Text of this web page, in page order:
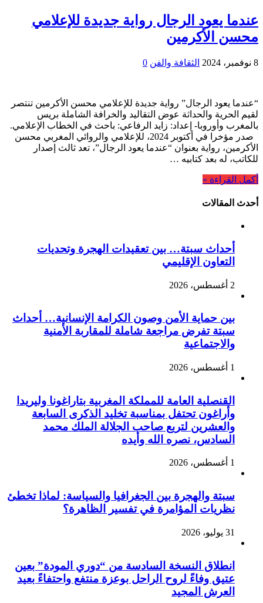
عندما يعود الرجال رواية جديدة للإعلامي
محسن الأكرمين
8 نوفمبر، 2024 الثقافة والفن 0
“عندما يعود الرجال” رواية جديدة للإعلامي محسن الأكرمين تنتصر
لقيم الحرية والحداثة عوض التقاليد والخرافة الشاملة بريس
بالمغرب وأوروبا- إعداد: زايد الرفاعي: باحث في الخطاب الإعلامي.
صدر مؤخرا في أكتوبر 2024، للإعلامي والروائي المغربي محسن
الأكرمين، رواية بعنوان “عندما يعود الرجال”، تعد ثالث إصدار
للكاتب، له بعد كتابيه …
أكمل القراءة »
أحدث المقالات
أحداث سبتة… بين تعقيدات الهجرة وتحديات
التعاون الإقليمي
2 أغسطس، 2026
بين حماية الأمن وصون الكرامة الإنسانية… أحداث
سبتة تفرض مراجعة شاملة للمقاربة الأمنية
والاجتماعية
1 أغسطس، 2026
القنصلية العامة للمملكة المغربية بتاراغونا وليريدا
وأراغون تحتفل بمناسبة تخليد الذكرى السابعة
والعشرين لتربع صاحب الجلالة الملك محمد
السادس، نصره الله وأيده
1 أغسطس، 2026
سبتة والهجرة بين الجغرافيا والسياسة: لماذا تخطئ
نظريات المؤامرة في تفسير الظاهرة؟
31 يوليو، 2026
انطلاق النسخة السادسة من “دوري المودة” بعين
عتيق وفاءً لروح الراحل بوعزة منتفع واحتفاءً بعيد
العرش المجيد